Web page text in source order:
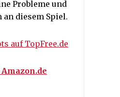
Probleme und
diesem Spiel.
auf TopFree.de